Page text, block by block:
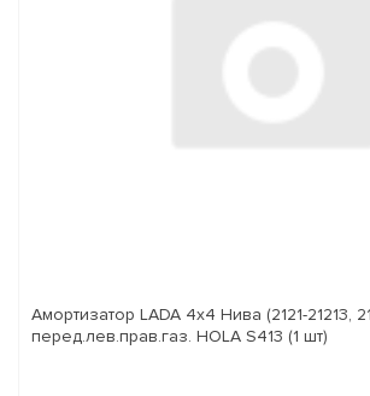
Амортизатор LADA 4x4 Нива (2121-21213,
перед.лев.прав.газ. HOLA S413 (1 шт)